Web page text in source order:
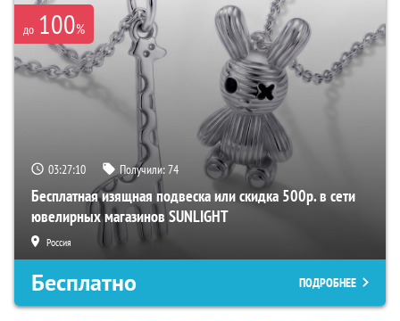
до 100%
03:27:09 Получили:74
Бесплатная изящная подвеска или скидка 500р. в сети
ювелирных магазинов SUNLIGHT
Россия
Бесплатно ПОДРОБНЕЕ